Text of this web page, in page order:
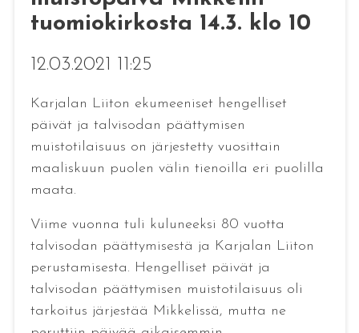
tuomiokirkosta 14.3. klo 10
12.03.2021 11:25
Karjalan Liiton ekumeeniset hengelliset
päivät ja talvisodan päättymisen
muistotilaisuus on järjestetty vuosittain
maaliskuun puolen välin tienoilla eri puolilla
maata.
Viime vuonna tuli kuluneeksi 80 vuotta
talvisodan päättymisestä ja Karjalan Liiton
perustamisesta. Hengelliset päivät ja
talvisodan päättymisen muistotilaisuus oli
tarkoitus järjestää Mikkelissä, mutta ne